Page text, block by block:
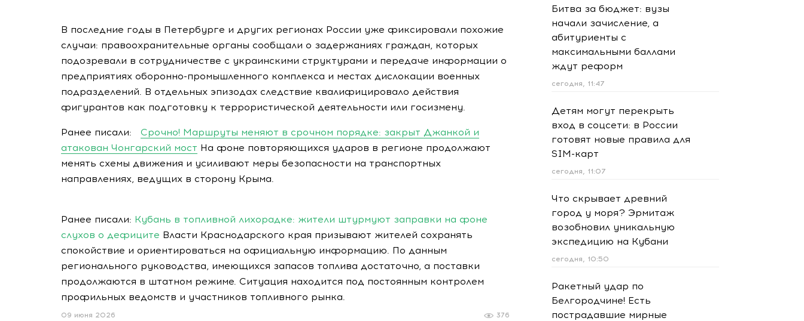
В последние годы в Петербурге и других регионах России уже фиксировали похожие
случаи: правоохранительные органы сообщали о задержаниях граждан, которых
подозревали в сотрудничестве с украинскими структурами и передаче информации о
предприятиях оборонно-промышленного комплекса и местах дислокации военных
подразделений. В отдельных эпизодах следствие квалифицировало действия
фигурантов как подготовку к террористической деятельности или госизмену.
Ранее писали: Срочно! Маршруты меняют в срочном порядке: закрыт Джанкой и
атакован Чонгарский мост На фоне повторяющихся ударов в регионе продолжают
менять схемы движения и усиливают меры безопасности на транспортных
направлениях, ведущих в сторону Крыма.
Ранее писали: Кубань в топливной лихорадке: жители штурмуют заправки на фоне
слухов о дефиците Власти Краснодарского края призывают жителей сохранять
спокойствие и ориентироваться на официальную информацию. По данным
регионального руководства, имеющихся запасов топлива достаточно, а поставки
продолжаются в штатном режиме. Ситуация находится под постоянным контролем
профильных ведомств и участников топливного рынка.
376
09 июня 2026
Битва за бюджет: вузы
начали зачисление, а
абитуриенты с
максимальными баллами
ждут реформ
сегодня, 11:47
Детям могут перекрыть
вход в соцсети: в России
готовят новые правила для
SIM-карт
сегодня, 11:07
Что скрывает древний
город у моря? Эрмитаж
возобновил уникальную
экспедицию на Кубани
сегодня, 10:50
Ракетный удар по
Белгородчине! Есть
пострадавшие мирные